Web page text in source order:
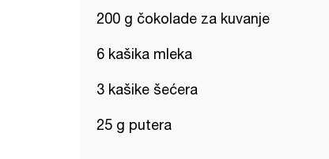
200 g čokolade za kuvanje
6 kašika mleka
3 kašike šećera
25 g putera